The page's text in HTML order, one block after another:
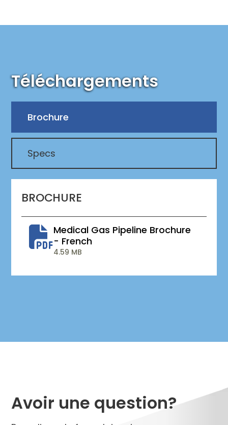
Téléchargements
Brochure
Specs
BROCHURE
Medical Gas Pipeline Brochure
- French
4.59 MB
Avoir une question?